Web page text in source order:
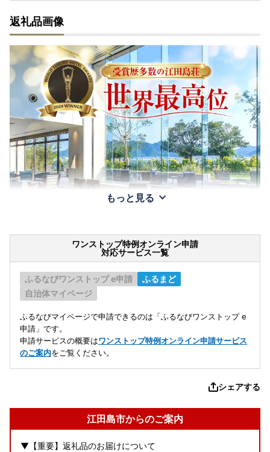
返礼品画像
もっと見る
ワンストップ特例オンライン申請
対応サービス一覧
ふるなびワンストップ e申請
ふるまど
自治体マイページ
ふるなびマイページで申請できるのは「ふるなびワンストップ e
申請」です。
申請サービスの概要はワンストップ特例オンライン申請サービス
のご案内をご覧ください。
シェアする
江田島市からのご案内
▼【重要】返礼品のお届けについて